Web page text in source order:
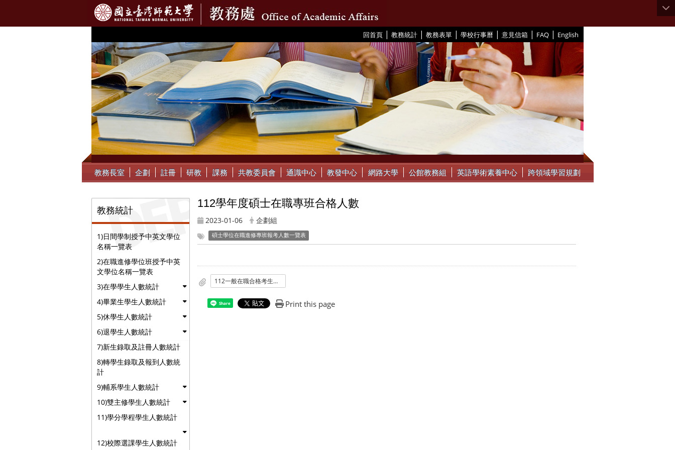
回首頁 | 教務統計 | 教務表單 | 學校行事曆 | 意見信箱 | FAQ | English
::: 教務長室 企劃 註冊 研教 課務 共教委員會 通識中心 教發中心 網路大學 公館教務組 英語學術素養中心 跨領域學習規劃
教務統計
1)日間學制授予中英文學位
名稱一覽表
2)在職進修學位班授予中英
文學位名稱一覽表
3)在學學生人數統計
4)畢業生學生人數統計
5)休學生人數統計
6)退學生人數統計
7)新生錄取及註冊人數統計
8)轉學生錄取及報到人數統
計
9)輔系學生人數統計
10)雙主修學生人數統計
11)學分學程學生人數統計
12)校際選課學生人數統計
112學年度碩士在職專班合格人數
2023-01-06 企劃組
碩士學位在職進修專班報考人數一覽表
112一般在職合格考生人數公告.pdf
Share Print this page